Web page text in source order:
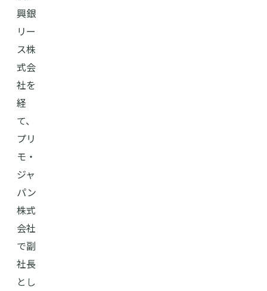
興銀
リー
ス株
式会
社を
経
て、
プリ
モ・
ジャ
パン
株式
会社
で副
社長
とし